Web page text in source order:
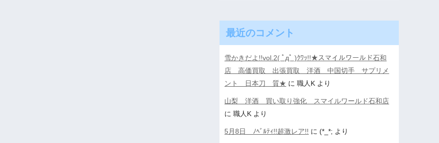
最近のコメント
雪かきだよ!!vol.2( ﾟдﾟ )ｸﾜｯ!!★スマイルワールド石和
店 高価買取 出張買取 洋酒 中国切手 サプリメ
ント 日本刀 質★ に職人K より
山梨 洋酒 買い取り強化 スマイルワールド石和店
に職人K より
5月8日 ﾉﾍﾞﾙﾃｨ!!超激レア!! に (*_*; より